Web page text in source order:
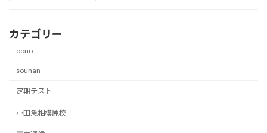
カテゴリー
oono
sounan
定期テスト
小田急相模原校